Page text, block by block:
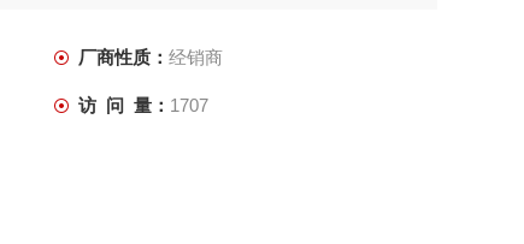
厂商性质： 经销商
访 问 量： 1707